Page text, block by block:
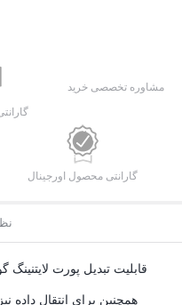
مشاوره تخصصی خرید
گارانتی محصول اورجینال